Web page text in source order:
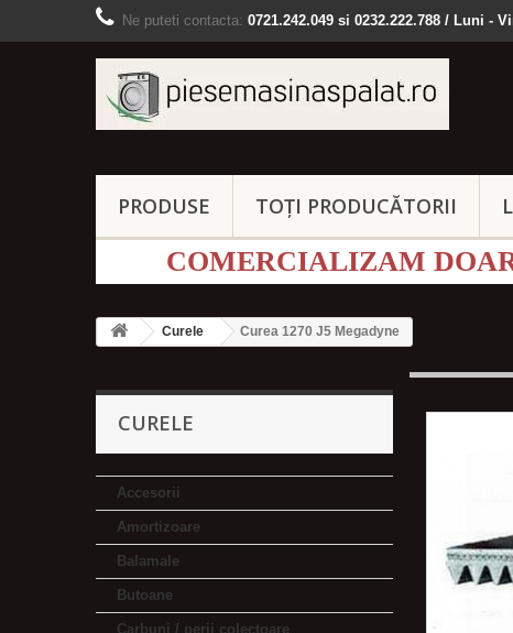
Ne puteti contacta: 0721.242.049 si 0232.222.788 / Luni -
PRODUSE TOȚI PRODUCĂTORII
COMERCIALIZAM
Curele Curea 1270 J5 Megadyne
CURELE
Accesorii
Amortizoare
Balamale
Butoane
Carbuni / perii colectoare